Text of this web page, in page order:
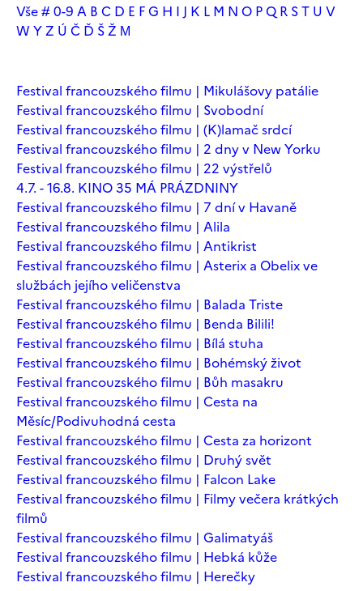
Vše# 0-9 A B C D E FG H I J K L M N O PQ R ST U V
W YZ Ú Č Ď ŠŽ М
Festival francouzského filmu | Mikulášovy patálie
Festival francouzského filmu | Svobodní
Festival francouzského filmu | (K)lamač srdcí
Festival francouzského filmu | 2 dny v New Yorku
Festival francouzského filmu | 22 výstřelů
4.7. - 16.8. KINO 35 MÁ PRÁZDNINY
Festival francouzského filmu | 7 dní v Havaně
Festival francouzského filmu | Alila
Festival francouzského filmu | Antikrist
Festival francouzského filmu | Asterix a Obelix ve
službách jejího veličenstva
Festival francouzského filmu | Balada Triste
Festival francouzského filmu | Benda Bilili!
Festival francouzského filmu | Bílá stuha
Festival francouzského filmu | Bohémský život
Festival francouzského filmu | Bůh masakru
Festival francouzského filmu | Cesta na
Měsíc/Podivuhodná cesta
Festival francouzského filmu | Cesta za horizont
Festival francouzského filmu | Druhý svět
Festival francouzského filmu | Falcon Lake
Festival francouzského filmu | Filmy večera krátkých
filmů
Festival francouzského filmu | Galimatyáš
Festival francouzského filmu | Hebká kůže
Festival francouzského filmu | Herečky